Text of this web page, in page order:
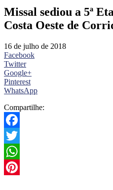
Missal sediou a 5ª
Costa Oeste de
16 de julho de 2018
Facebook
Twitter
Google+
Pinterest
WhatsApp
Compartilhe:
Facebook
Twitter
WhatsApp